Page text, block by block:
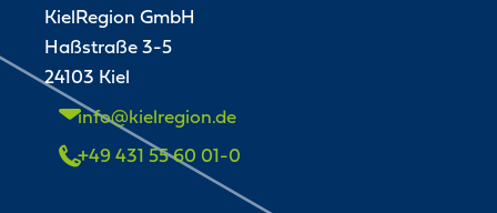
KielRegion GmbH
Haßstraße 3-5
24103 Kiel
info@kielregion.de
+49 431 55 60 01-0